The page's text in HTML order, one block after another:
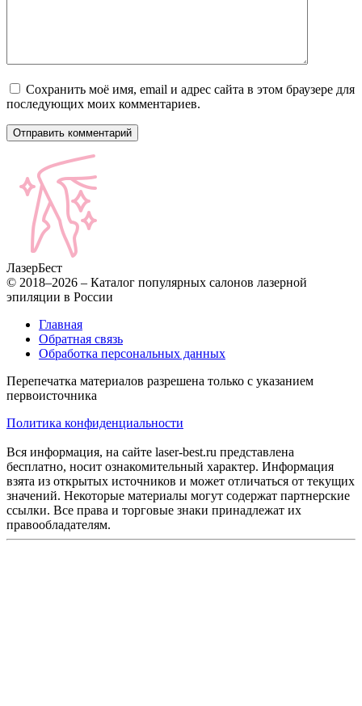
Сохранить моё имя, email и адрес сайта в этом браузере для
последующих моих комментариев.
ЛазерБест
© 2018–2026 – Каталог популярных салонов лазерной
эпиляции в России
Главная
Обратная связь
Обработка персональных данных
Перепечатка материалов разрешена только с указанием
первоисточника
Политика конфиденциальности
Вся информация, на сайте laser-best.ru представлена
бесплатно, носит ознакомительный характер. Информация
взята из открытых источников и может отличаться от текущих
значений. Некоторые материалы могут содержат партнерские
ссылки. Все права и торговые знаки принадлежат их
правообладателям.